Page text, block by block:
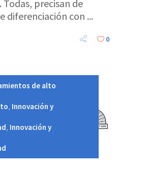
Todas, precisan de
diferenciación con
0
de alto
Innovación y
Innovación y